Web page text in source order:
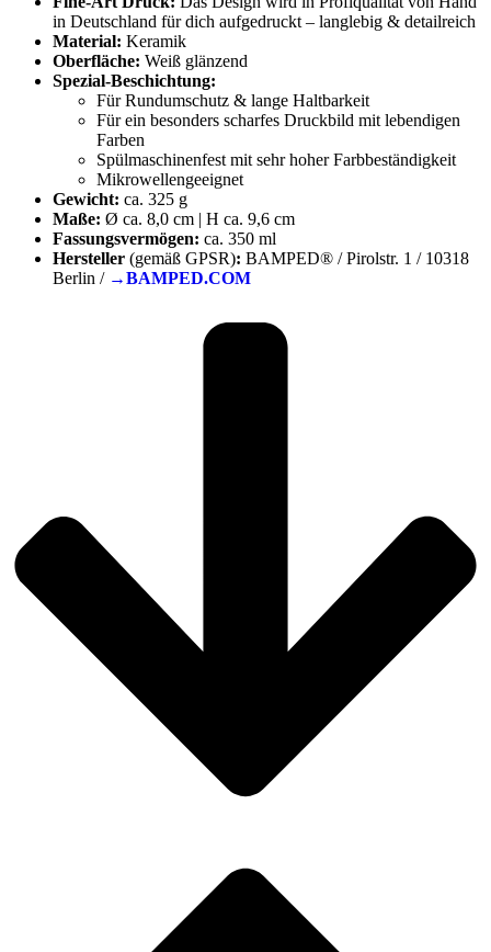
in Deutschland für dich aufgedruckt – langlebig & detailreich
Material: Keramik
Oberfläche: Weiß glänzend
Spezial-Beschichtung:
Für Rundumschutz & lange Haltbarkeit
Für ein besonders scharfes Druckbild mit lebendigen
Farben
Spülmaschinenfest mit sehr hoher Farbbeständigkeit
Mikrowellengeeignet
Gewicht: ca. 325 g
Maße: Ø ca. 8,0 cm | H ca. 9,6 cm
Fassungsvermögen: ca. 350 ml
Hersteller (gemäß GPSR): BAMPED® / Pirolstr. 1 / 10318
Berlin / →BAMPED.COM